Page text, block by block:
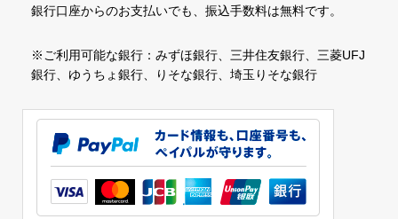
銀行口座からのお支払いでも、振込手数料は無料です。
※ご利用可能な銀行：みずほ銀行、三井住友銀行、三菱UFJ
銀行、ゆうちょ銀行、りそな銀行、埼玉りそな銀行